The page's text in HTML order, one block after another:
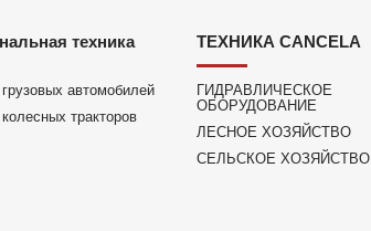
техника
автомобилей
тракторов
ТЕХНИКА CANCELA
ГИДРАВЛИЧЕСКОЕ
ОБОРУДОВАНИЕ
ЛЕСНОЕ ХОЗЯЙСТВО
СЕЛЬСКОЕ ХОЗЯЙСТВО